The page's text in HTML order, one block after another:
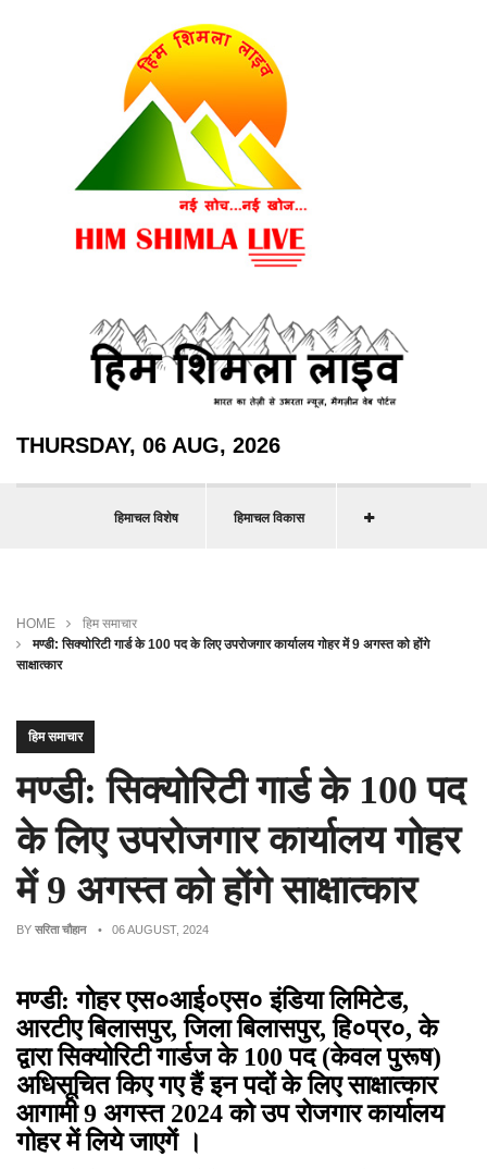
THURSDAY, 06 AUG, 2026
हिमाचल विशेष हिमाचल विकास
HOME
हिम समाचार
मण्डी: सिक्योरिटी गार्ड के 100 पद के लिए उपरोजगार कार्यालय गोहर में 9 अगस्त को होंगे
साक्षात्कार
हिम समाचार
मण्डी: सिक्योरिटी गार्ड के 100 पद
के लिए उपरोजगार कार्यालय गोहर
में 9 अगस्त को होंगे साक्षात्कार
BY सरिता चौहान • 06 AUGUST, 2024
मण्डी: गोहर एस०आई०एस० इंडिया लिमिटेड,
आरटीए बिलासपुर, जिला बिलासपुर, हि०प्र०, के
द्वारा सिक्योरिटी गार्डज के 100 पद (केवल पुरूष)
अधिसूचित किए गए हैं इन पदों के लिए साक्षात्कार
आगामी 9 अगस्त 2024 को उप रोजगार कार्यालय
गोहर में लिये जाएगें ।